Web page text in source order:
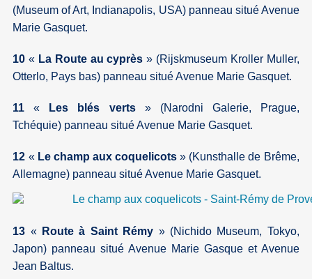
(Museum of Art, Indianapolis, USA) panneau situé Avenue
Marie Gasquet.
10 « La Route au cyprès » (Rijskmuseum Kroller Muller,
Otterlo, Pays bas) panneau situé Avenue Marie Gasquet.
11 « Les blés verts» (Narodni Galerie, Prague,
Tchéquie) panneau situé Avenue Marie Gasquet.
12 « Le champ aux coquelicots » (Kunsthalle de Brême,
Allemagne) panneau situé Avenue Marie Gasquet.
13 « Route à Saint Rémy » (Nichido Museum, Tokyo,
Japon) panneau situé Avenue Marie Gasque et Avenue
Jean Baltus.